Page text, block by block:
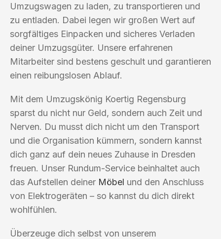
Umzugswagen zu laden, zu transportieren und
zu entladen. Dabei legen wir großen Wert auf
sorgfältiges Einpacken und sicheres Verladen
deiner Umzugsgüter. Unsere erfahrenen
Mitarbeiter sind bestens geschult und garantieren
einen reibungslosen Ablauf.
Mit dem Umzugskönig Koertig Regensburg
sparst du nicht nur Geld, sondern auch Zeit und
Nerven. Du musst dich nicht um den Transport
und die Organisation kümmern, sondern kannst
dich ganz auf dein neues Zuhause in Dresden
freuen. Unser Rundum-Service beinhaltet auch
das Aufstellen deiner Möbel und den Anschluss
von Elektrogeräten – so kannst du dich direkt
wohlfühlen.
Überzeuge dich selbst von unserem